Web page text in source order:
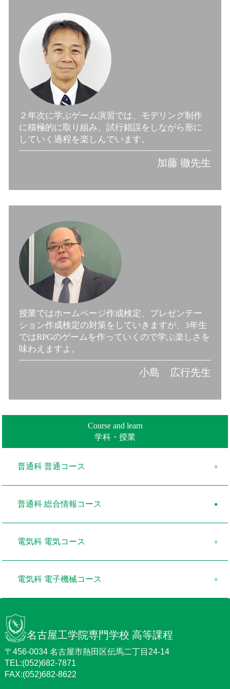
２年次に学ぶゲーム演習では、モデリング制作
に積極的に取り組み、試行錯誤をしながら形に
していく過程を楽しんでいます。
加藤 徹先生
授業ではホームページ作成検定、プレゼンテー
ション作成検定の対策をしていきますが、3年生
ではRPGのゲームを作っていくので学ぶ楽しさを
味わえますよ。
小島 広行先生
Course and learn
学科・授業
普通科 普通コース
普通科 総合情報コース
電気科 電気コース
電気科 電子機械コース
名古屋工学院専門学校 高等課程
〒456-0034 名古屋市熱田区伝馬二丁目24-14
TEL:(052)682-7871
FAX:(052)682-8622